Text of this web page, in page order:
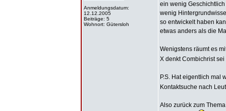
Anmeldungsdatum:
12.12.2005
Beiträge: 5
Wohnort: Gütersloh
ein wenig
wenig
so entwickelt haben
etwas anders als die
Wenigstens räumt es
X denkt Combichrist
P.S. Hat eigentlich mal
Kontaktsuche nach
Also zurück zum